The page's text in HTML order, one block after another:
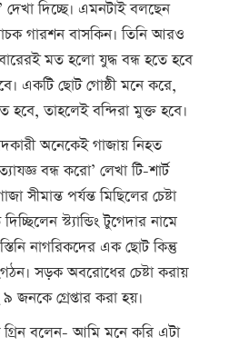
দিচ্ছে। এমনটাই বলছেন
গারশন বাসকিন। তিনি আরও
মত হলো যুদ্ধ বন্ধ হতে হবে
একটি ছোট গোষ্ঠী মনে করে,
হবে, তাহলেই বন্দিরা মুক্ত হবে।
অনেকেই গাজায় নিহত
বন্ধ করো’ লেখা টি-শার্ট
পর্যন্ত মিছিলের চেষ্টা
স্ট্যান্ডিং টুগেদার নামে
নাগরিকদের এক ছোট কিন্তু
সড়ক অবরোধের চেষ্টা করায়
গ্রেপ্তার করা হয়।
গ্রিন বলেন- আমি মনে করি এটা